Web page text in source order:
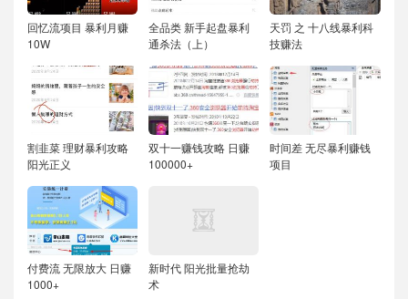
回忆流项目 暴利月赚
10W
全品类 新手起盘暴利
通杀法（上）
天罚 之 十八线暴利科
技赚法
割韭菜 理财暴利攻略
阳光正义
双十一赚钱攻略 日赚
100000+
时间差 无尽暴利赚钱
项目
付费流 无限放大 日赚
1000+
新时代 阳光批量抢劫
术